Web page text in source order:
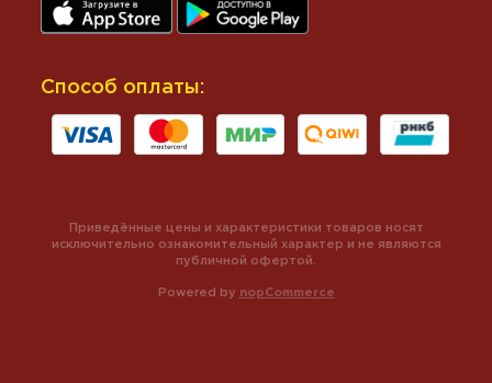
Способ оплаты:
Powered by nopCommerce
Приведённые цены и характеристики товаров носят
исключительно ознакомительный характер и не являются
публичной офертой.